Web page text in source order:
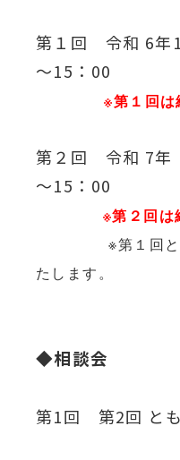
第１回 令和 6年
～15：00
※第１回は
第２回 令和 7
～15：00
※第２回は
※第１回と同内
たします。
◆相談会
第1回 第2回 と